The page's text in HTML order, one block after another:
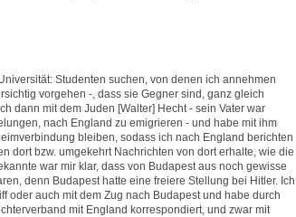
Studenten suchen, von denen ich annehmen
vorgehen -, dass sie Gegner sind, ganz gleich
dann mit dem Juden [Walter] Hecht - sein Vater war
nach England zu emigrieren - und habe mit ihm
bleiben, sodass ich nach England berichten
dort bzw. umgekehrt Nachrichten von dort erhalte, wie die
war mir klar, dass von Budapest aus noch gewisse
denn Budapest hatte eine freiere Stellung bei Hitler. Ich
oder auch mit dem Zug nach Budapest und habe durch
mit England korrespondiert, und zwar mit